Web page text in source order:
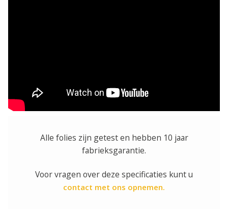
Alle folies zijn getest en hebben 10 jaar
fabrieksgarantie.
Voor vragen over deze specificaties kunt u
contact met ons opnemen.